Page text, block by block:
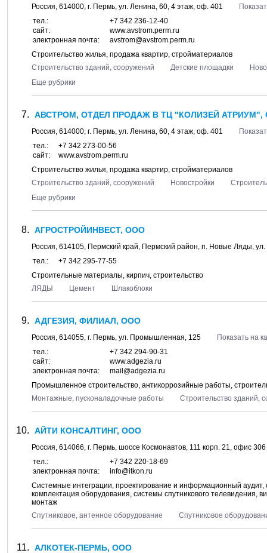
Россия, 614000, г. Пермь, ул. Ленина, 60, 4 этаж, оф. 401
тел.:
+7 342 236-12-40
сайт:
www.avstrom.perm.ru
электронная почта:
avstrom@avstrom.perm.ru
Строительство жилья, продажа квартир, стройматериалов
Строительство зданий, сооружений
Детские площадки
Еще рубрики
АВСТРОМ, ОТДЕЛ ПРОДАЖ В ТЦ "КОЛИЗЕЙ АТРИУМ",
Россия, 614000, г. Пермь, ул. Ленина, 60, 4 этаж, оф. 401
тел.:
+7 342 273-00-56
сайт:
www.avstrom.perm.ru
Строительство жилья, продажа квартир, стройматериалов
Строительство зданий, сооружений
Новостройки
Еще рубрики
АГРОСТРОЙИНВЕСТ, ООО
Россия, 614105, Пермский край, Пермский район, п. Новые Ляды, ул.
тел.:
+7 342 295-77-55
Строительные материалы, кирпич, строительство
ЛЯДЫ
Цемент Шлакоблоки
АДГЕЗИЯ, ФИЛИАЛ, ООО
Россия, 614055, г. Пермь, ул. Промышленная, 125
Показать на
тел.:
+7 342 294-90-31
сайт:
www.adgezia.ru
электронная почта:
mail@adgezia.ru
Промышленное строительство, антикоррозийные работы,
Монтажные, пусконаладочные работы
Строительство зданий,
АЙТИ КОНСАЛТИНГ, ООО
Россия, 614066, г. Пермь, шоссе Космонавтов, 111 корп. 21, офис 306
тел.:
+7 342 220-18-69
электронная почта:
info@itkon.ru
Системные интеграции, проектирование и информационный
комплектация оборудования, системы спутникового телевидения,
монтаж
Спутниковое, антенное оборудование
Спутниковое
АЛКОТЕК-ПЕРМЬ, ООО